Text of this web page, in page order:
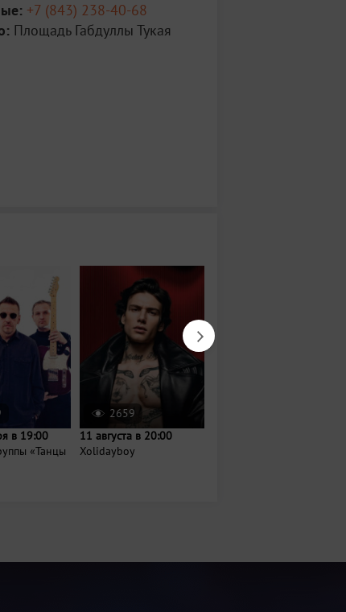
+7 (843) 238-40-68
Площадь Габдуллы Тукая
в 19:00
«Танцы
2659
11 августа в 20:00
Xolidayboy